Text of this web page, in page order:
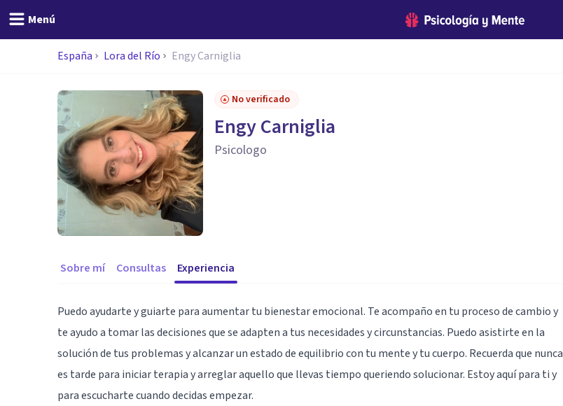
Menú
España Lora del Río Engy Carniglia
No verificado
Engy Carniglia
Psicologo
Sobre mí Consultas Experiencia
Puedo ayudarte y guiarte para aumentar tu bienestar emocional. Te acompaño en tu proceso de cambio y
te ayudo a tomar las decisiones que se adapten a tus necesidades y circunstancias. Puedo asistirte en la
solución de tus problemas y alcanzar un estado de equilibrio con tu mente y tu cuerpo. Recuerda que nunca
es tarde para iniciar terapia y arreglar aquello que llevas tiempo queriendo solucionar. Estoy aquí para ti y
para escucharte cuando decidas empezar.